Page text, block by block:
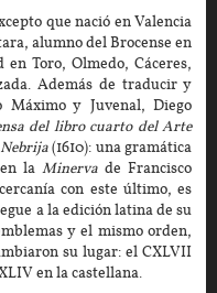
que nació en Valencia
alumno del Brocense en
Toro, Olmedo, Cáceres,
Además de traducir y
y Juvenal, Diego
del libro cuarto del Arte
(1610): una gramática
en laMinerva de Francisco
con este último, es
a la edición latina de su
y el mismo orden,
su lugar: el CXLVII
en la castellana.